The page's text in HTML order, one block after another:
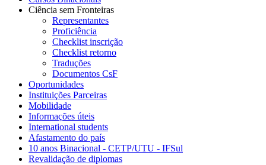
Ciência sem Fronteiras
Representantes
Proficiência
Checklist inscrição
Checklist retorno
Traduções
Documentos CsF
Oportunidades
Instituições Parceiras
Mobilidade
Informações úteis
International students
Afastamento do país
10 anos Binacional - CETP/UTU - IFSul
Revalidação de diplomas